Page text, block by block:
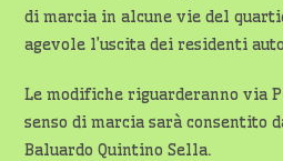
di marcia in alcune vie del
agevole l’uscita dei residenti
Le modifiche riguarderanno via
senso di marcia sarà consentito
Baluardo Quintino Sella.